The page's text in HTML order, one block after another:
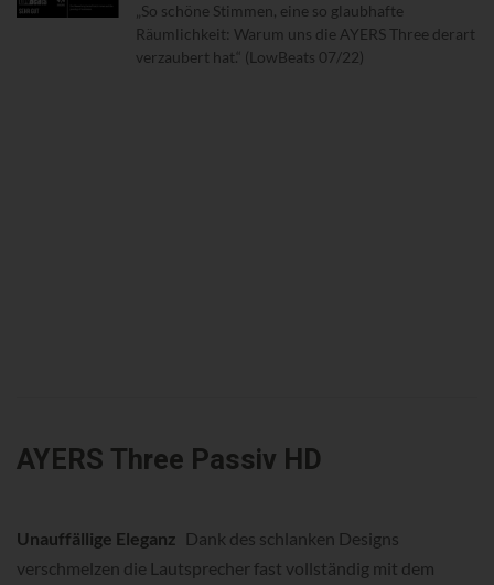
„So schöne Stimmen, eine so glaubhafte
Räumlichkeit: Warum uns die AYERS Three derart
verzaubert hat.“ (LowBeats 07/22)
AYERS Three Passiv HD
Unauffällige Eleganz Dank des schlanken Designs
verschmelzen die Lautsprecher fast vollständig mit dem